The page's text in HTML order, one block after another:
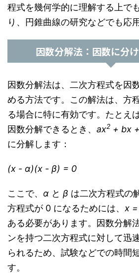
程式を幾何学的に理解する上で
り、円錐曲線の研究などでも応
因数分解法：因数に分
因数分解法は、二次方程式を因
める方法です。この解法は、方
る場合に特に有効です。たとえ
因数分解できるとき、 ax2 + bx
に分解します：
(x - α)(x - β) = 0
ここで、 α と β は二次方程式の
方程式が 0 になるためには、 x
ある必要があります。因数分解
ンを持つ二次方程式に対して迅
られるため、試験などでの時間
す。